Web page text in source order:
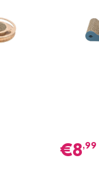
8,99